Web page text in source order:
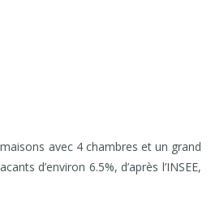
avec 4 chambres et un grand
d’environ 6.5%, d’après l’INSEE,